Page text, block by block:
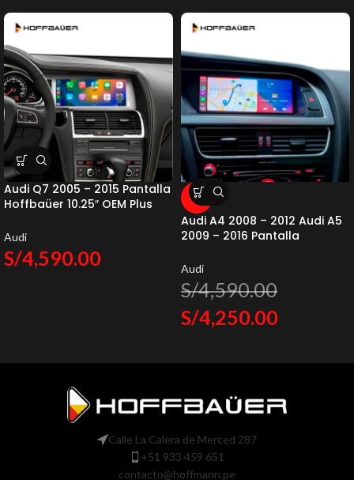
Audi Q7 2005 – 2015 Pantalla
Hoffbaüer 10.25″ OEM Plus
Audi
S/4,590.00
-7%
Audi A4 2008 – 2012 Audi A5
2009 – 2016 Pantalla
Hoffmann & Baüer
Audi
S/4,590.00
S/4,250.00
Calle La Calera de Merced 287
+51 933 459 651
contacto@hoffmann.pe